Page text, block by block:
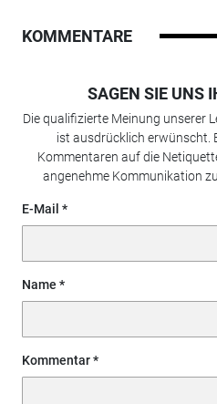
KOMMENTARE
SAGEN SIE UNS
Die qualifizierte Meinung unserer
ist ausdrücklich erwünscht.
Kommentaren auf die
angenehme Kommunikation
E-Mail
Name
Kommentar